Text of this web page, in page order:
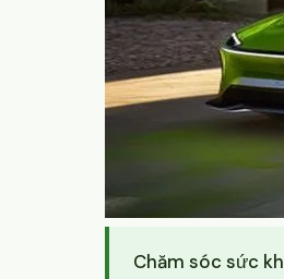
Chăm sóc sức